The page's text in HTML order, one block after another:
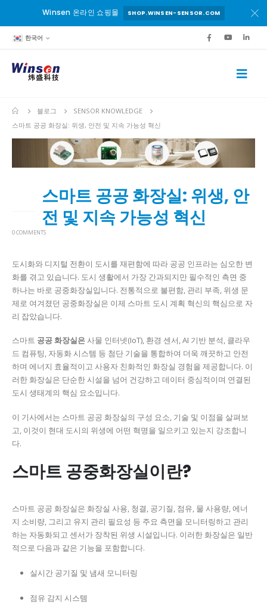
Winsen 온라인 쇼핑몰 SHOP.WINSEN-SENSOR.COM
한국어
블로그
SENSOR KNOWLEDGE
스마트 공공 화장실: 위생, 안전 및 지속 가능성 혁신
스마트 공공 화장실: 위생, 안
전 및 지속 가능성 혁신
0 COMMENTS
도시화와 디지털 전환이 도시를 재편함에 따라 공공 인프라는 심오한 변
화를 겪고 있습니다. 도시 생활에서 가장 간과되지만 필수적인 측면 중
하나는 바로 공중화장실입니다. 전통적으로 불편함, 관리 부족, 위생 문
제로 여겨졌던 공중화장실은 이제 스마트 도시 계획 혁신의 핵심으로 자
리 잡았습니다.
스마트 공공 화장실은사물 인터넷(IoT), 환경 센서, AI 기반 분석, 클라우
드 컴퓨팅, 자동화 시스템 등 첨단 기술을 통합하여 더욱 깨끗하고 안전
하며 에너지 효율적이고 사용자 친화적인 화장실 경험을 제공합니다. 이
러한 화장실은 단순한 시설을 넘어 건강하고 데이터 중심적이며 연결된
도시 생태계의 핵심 요소입니다.
이 기사에서는 스마트 공공 화장실의 구성 요소, 기술 및 이점을 살펴보
고, 이것이 현대 도시의 위생에 어떤 혁명을 일으키고 있는지 강조합니
다.
스마트 공중화장실이란?
스마트 공공 화장실은 화장실 사용, 청결, 공기질, 점유, 물 사용량, 에너
지 소비량, 그리고 유지 관리 필요성 등 주요 측면을 모니터링하고 관리
하는 자동화되고 센서가 장착된 위생 시설입니다. 이러한 화장실은 일반
적으로 다음과 같은 기능을 포함합니다.
실시간 공기질 및 냄새 모니터링
점유 감지 시스템